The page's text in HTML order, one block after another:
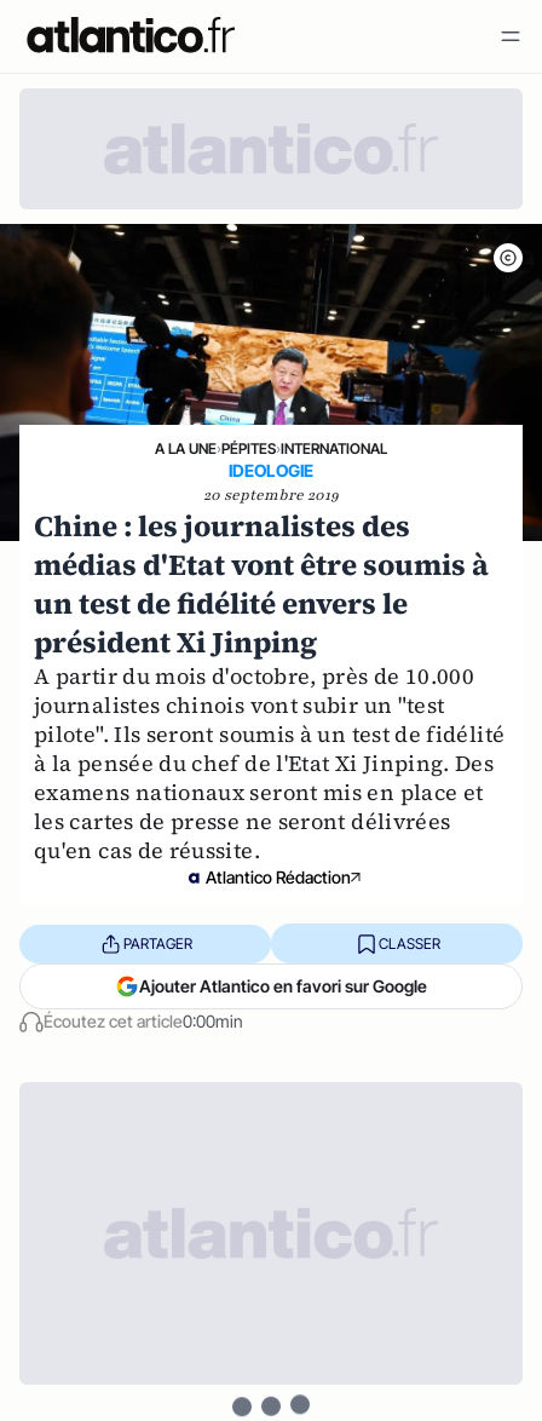
A LA UNE›PÉPITES›INTERNATIONAL
IDEOLOGIE
20 septembre 2019
Chine : les journalistes des
médias d'Etat vont être soumis à
un test de fidélité envers le
président Xi Jinping
A partir du mois d'octobre, près de 10.000
journalistes chinois vont subir un "test
pilote". Ils seront soumis à un test de fidélité
à la pensée du chef de l'Etat Xi Jinping. Des
examens nationaux seront mis en place et
les cartes de presse ne seront délivrées
qu'en cas de réussite.
Atlantico Rédaction
Écoutez cet article0:00min
PARTAGER CLASSER
Ajouter Atlantico en favori sur Google